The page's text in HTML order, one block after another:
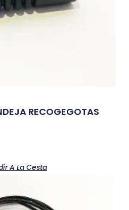
RECOGEGOTAS
A La Cesta